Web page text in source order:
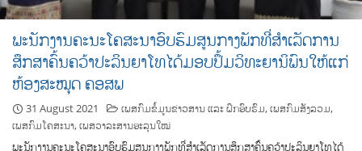
ພະນັກງານຄະນະໂຄສະນາອົບຮົມສູນກາງພັກທີ່ສຳເລັດການ
ສຶກສາຄົ້ນຄວ້າປະລິນຍາໂທໄດ້ມອບປຶ້ມວິທະຍານິພົນໃຫ້ແກ່
ຫ້ອງສະໝຸດ ຄອສພ
31 August 2021 ເພສກົມຂໍ້ມູນຂ່າວສານ ແລະ ຝຶກອົບຮົມ,ເພສກົມສັງລວມ,
ເພສກົມໂຄສະນາ,ເພສວາລະສານອະລຸນໃໝ່
ພະນັກງານຄະນະໂຄສະນາອົບຮົມສູນກາງພັກທີ່ສຳເລັດການສຶກສາຄົ້ນຄວ້າປະລິນຍາໂທໄດ້